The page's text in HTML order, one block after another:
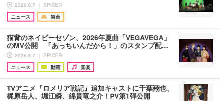
2026.8.7 ｜ SPICER
ニュース
舞台
猫背のネイビーセゾン、2026年夏曲「VEGAVEGA」
のMV公開 「あっちいんだから！」のスタンプ配…
2026.8.7 ｜ SPICER
ニュース
動画 音楽
TVアニメ『ロメリア戦記』追加キャストに千葉翔也、
梶原岳人、堀江瞬、綿貫竜之介！PV第1弾公開